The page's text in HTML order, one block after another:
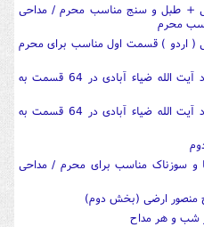
+ طبل و سنج مناسب محرم / مداحی
محرم
( اردو ) قسمت اول مناسب برای محرم
شرح زیارت جامعه کبیره توسط استاد آیت الله ضیاء آبادی در 64 قسمت به
شرح زیارت جامعه کبیره توسط استاد آیت الله ضیاء آبادی در 64 قسمت به
و سوزناک مناسب برای محرم / مداحی
منصور ارضی (بخش دوم)
شب و هر مداح